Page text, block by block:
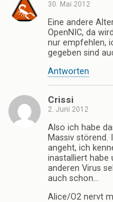
30. Mai 2012
Eine andere
OpenNIC, da
nur empfehlen,
gegeben sind
Antworten
Crissi
2. Juni 2012
Also ich habe
Massiv
angeht, ich
inastalliert habe
anderen Virus
auch schon…
Alice/O2 nervt